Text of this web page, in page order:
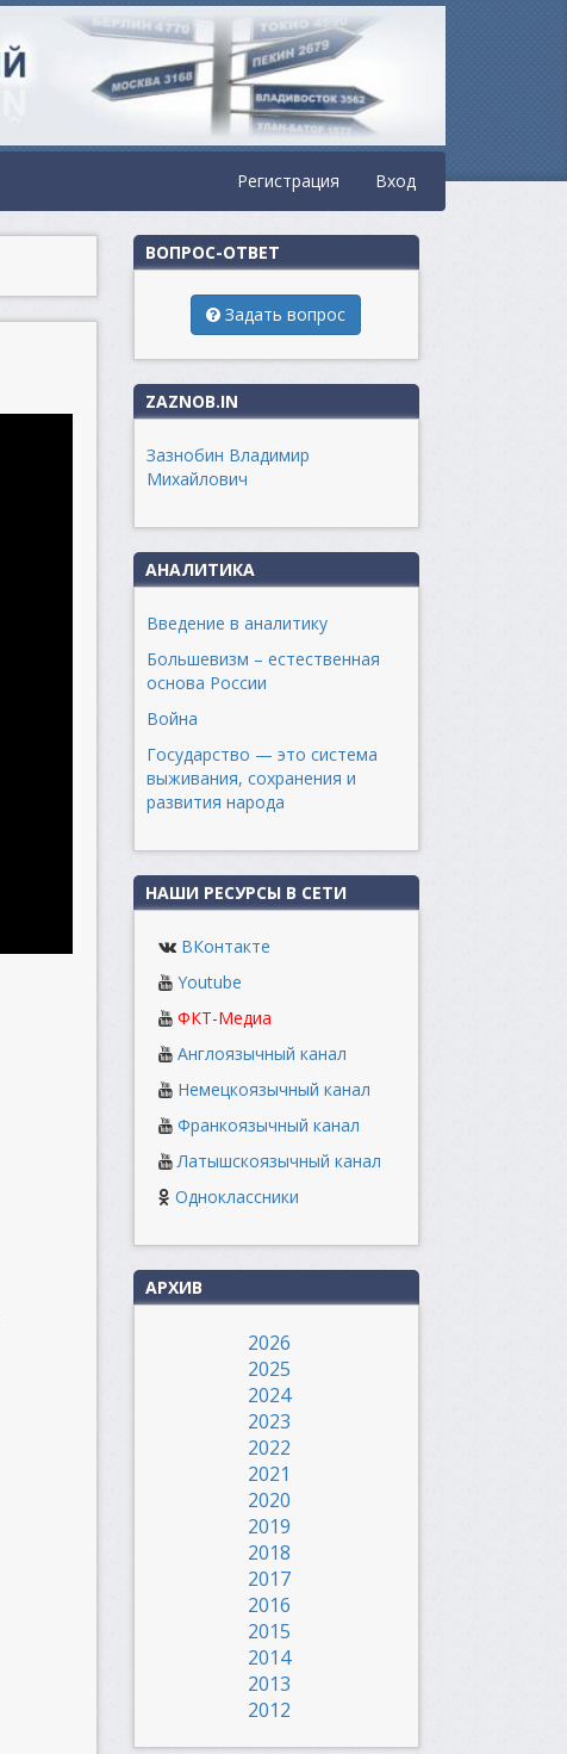
Регистрация Вход
ВОПРОС-ОТВЕТ
Задать вопрос
ZAZNOB.IN
Зазнобин Владимир
Михайлович
АНАЛИТИКА
Введение в аналитику
Большевизм – естественная
основа России
Война
Государство — это система
выживания, сохранения и
развития народа
НАШИ РЕСУРСЫ В СЕТИ
ВКонтакте
Youtube
ФКТ-Медиа
Англоязычный канал
Немецкоязычный канал
Франкоязычный канал
Латышскоязычный канал
Одноклассники
АРХИВ
2026
2025
2024
2023
2022
2021
2020
2019
2018
2017
2016
2015
2014
2013
2012